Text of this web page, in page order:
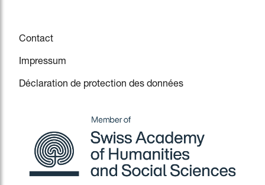
Contact
Impressum
Déclaration de protection des données